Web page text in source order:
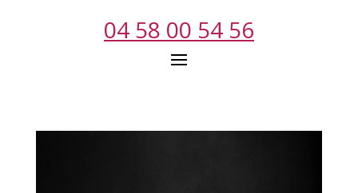
04 58 00 54 56